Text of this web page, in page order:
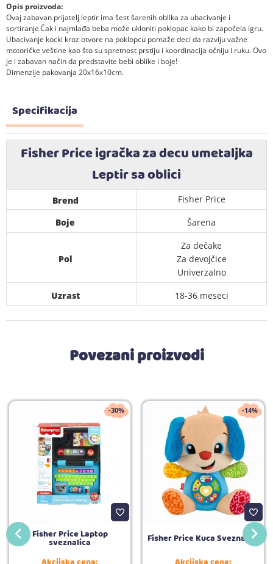
Opis proizvoda:
Ovaj zabavan prijatelj leptir ima šest šarenih oblika za ubacivanje i
sortiranje.Čak i najmlađa beba može ukloniti poklopac kako bi započela igru.
Ubacivanje kocki kroz otvore na poklopcu pomaže deci da razviju važne
motoričke veštine kao što su spretnost prstiju i koordinacija očniju i ruku. Ovo
je i zabavan način da predstavite bebi oblike i boje!
Dimenzije pakovanja 20x16x10cm.
Specifikacija
Fisher Price igračka za decu umetaljka
Leptir sa oblici
Brend
Fisher Price
Boje
Šarena
Pol
Za dečake
Za devojčice
Univerzalno
Uzrast
18-36 meseci
Povezani proizvodi
-30%
Fisher Price Laptop
sveznalica
-14%
Fisher Price Kuca Sveznalica